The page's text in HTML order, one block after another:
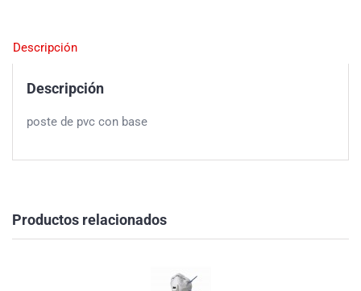
Descripción
Descripción
poste de pvc con base
Productos relacionados